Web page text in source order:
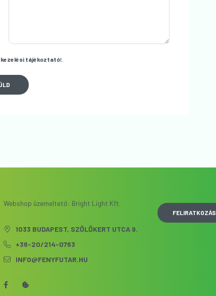
tájékoztatót.
Webshop üzemeltető: Bright Light Kft.
1033 BUDAPEST, SZŐLŐKERT UTCA 9.
+36-20/214-0763
INFO@FENYFUTAR.HU
FELIRATKOZÁS